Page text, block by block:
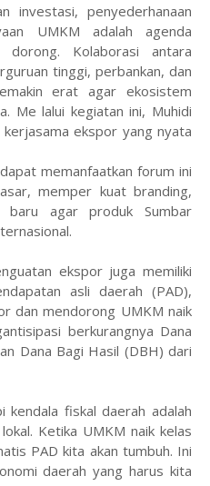
investasi, penyederhanaan
UMKM adalah agenda
Kolaborasi antara
tinggi, perbankan, dan
erat agar ekosistem
Me lalui kegiatan ini, Muhidi
ekspor yang nyata
memanfaatkan forum ini
memper kuat branding,
baru agar produk Sumbar
ekspor juga memiliki
asli daerah (PAD),
dan mendorong UMKM naik
berkurangnya Dana
Dana Bagi Hasil (DBH) dari
kendala fiskal daerah adalah
Ketika UMKM naik kelas
PAD kita akan tumbuh. Ini
daerah yang harus kita